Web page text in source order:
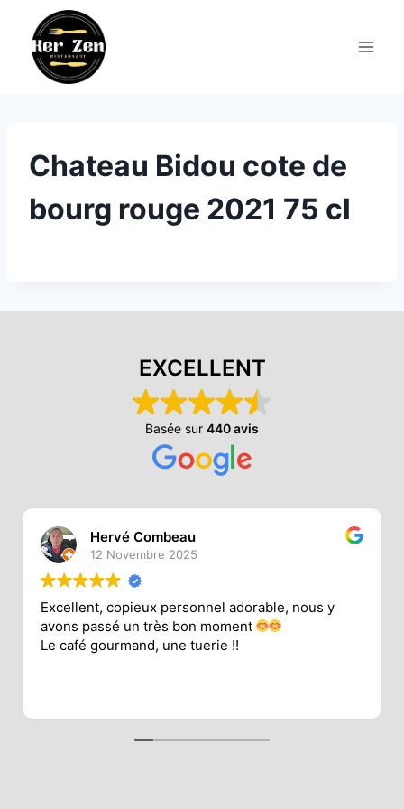
contenu
Chateau Bidou cote de
bourg rouge 2021 75 cl
EXCELLENT
Basée sur 440 avis
Hervé Combeau
12 Novembre 2025
Excellent, copieux personnel adorable, nous y
avons passé un très bon moment
Le café gourmand, une tuerie !!